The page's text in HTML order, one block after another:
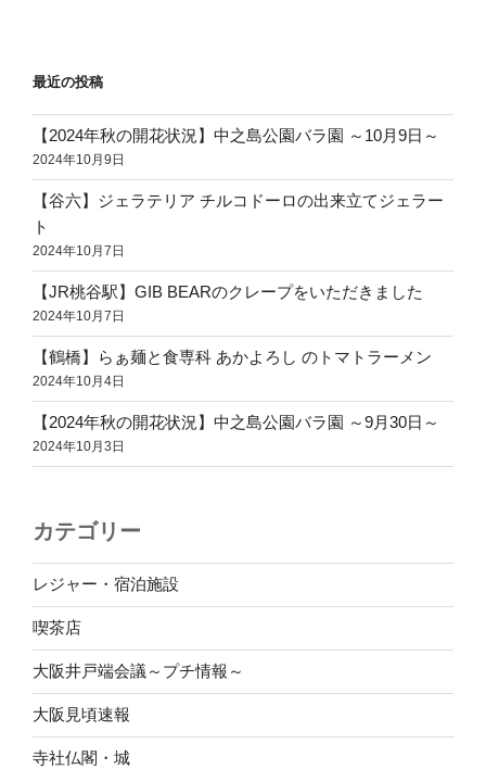
最近の投稿
【2024年秋の開花状況】中之島公園バラ園 ～10月9日～
2024年10月9日
【谷六】ジェラテリア チルコドーロの出来立てジェラー
ト
2024年10月7日
【JR桃谷駅】GIB BEARのクレープをいただきました
2024年10月7日
【鶴橋】らぁ麺と食専科 あかよろし のトマトラーメン
2024年10月4日
【2024年秋の開花状況】中之島公園バラ園 ～9月30日～
2024年10月3日
カテゴリー
レジャー・宿泊施設
喫茶店
大阪井戸端会議～プチ情報～
大阪見頃速報
寺社仏閣・城